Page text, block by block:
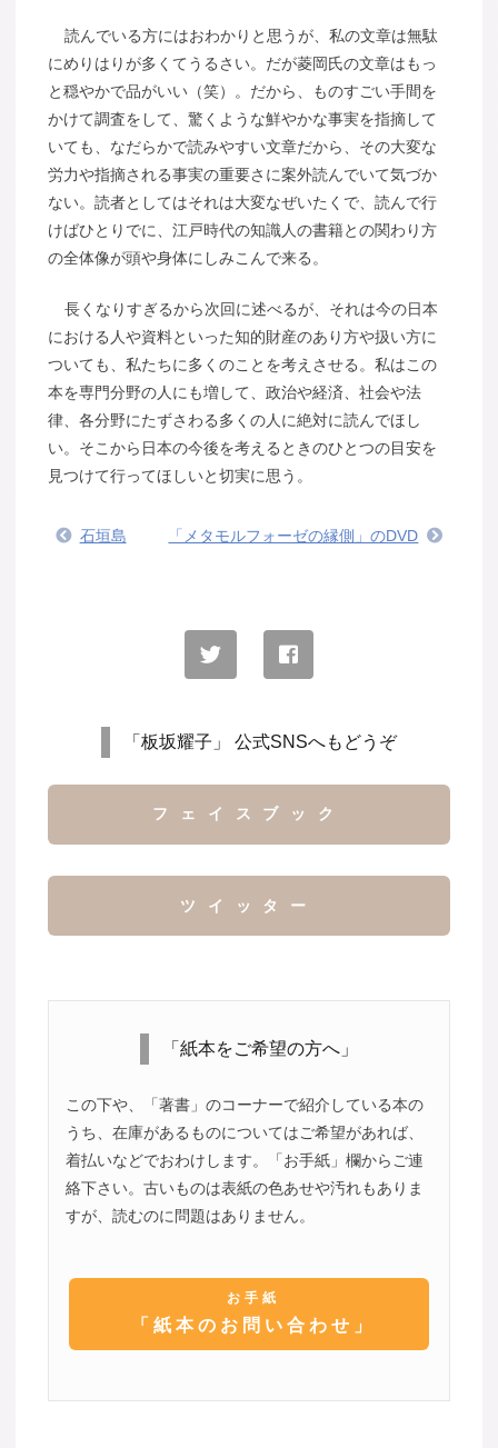
読んでいる方にはおわかりと思うが、私の文章は無駄
にめりはりが多くてうるさい。だが菱岡氏の文章はもっ
と穏やかで品がいい（笑）。だから、ものすごい手間を
かけて調査をして、驚くような鮮やかな事実を指摘して
いても、なだらかで読みやすい文章だから、その大変な
労力や指摘される事実の重要さに案外読んでいて気づか
ない。読者としてはそれは大変なぜいたくで、読んで行
けばひとりでに、江戸時代の知識人の書籍との関わり方
の全体像が頭や身体にしみこんで来る。
長くなりすぎるから次回に述べるが、それは今の日本
における人や資料といった知的財産のあり方や扱い方に
ついても、私たちに多くのことを考えさせる。私はこの
本を専門分野の人にも増して、政治や経済、社会や法
律、各分野にたずさわる多くの人に絶対に読んでほし
い。そこから日本の今後を考えるときのひとつの目安を
見つけて行ってほしいと切実に思う。
石垣島 「メタモルフォーゼの縁側」のDVD
「板坂耀子」 公式SNSへもどうぞ
フェイスブック
ツイッター
「紙本をご希望の方へ」
この下や、「著書」のコーナーで紹介している本の
うち、在庫があるものについてはご希望があれば、
着払いなどでおわけします。「お手紙」欄からご連
絡下さい。古いものは表紙の色あせや汚れもありま
すが、読むのに問題はありません。
お手紙
「紙本のお問い合わせ」